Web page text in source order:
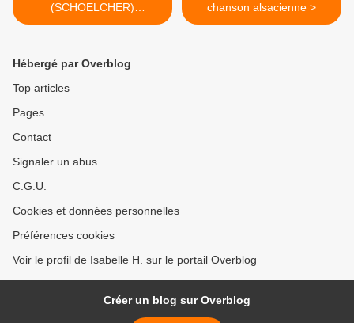
(SCHOELCHER)
porcelainier - artiste
chanson alsacienne >
Hébergé par Overblog
Top articles
Pages
Contact
Signaler un abus
C.G.U.
Cookies et données personnelles
Préférences cookies
Voir le profil de Isabelle H. sur le portail Overblog
Créer un blog sur Overblog